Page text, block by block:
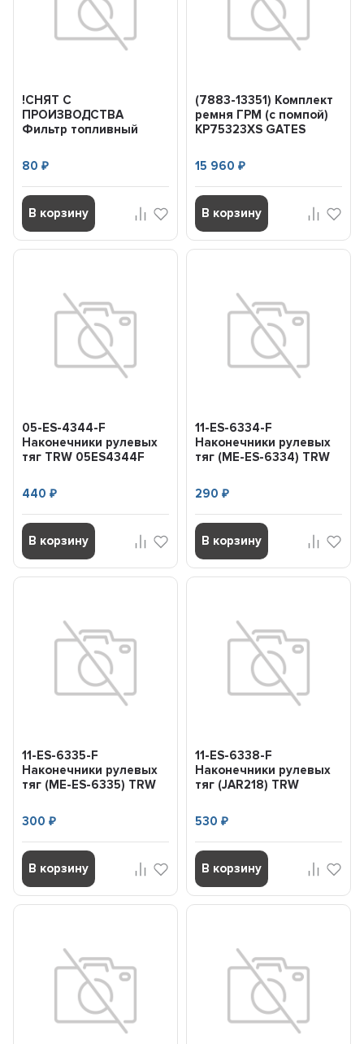
!СНЯТ С
ПРОИЗВОДСТВА
Фильтр топливный
80₽
В корзину
(7883-13351) Комплект
ремня ГРМ (с помпой)
KP75323XS GATES
15 960 ₽
В корзину
05-ES-4344-F
Наконечники рулевых
тяг TRW 05ES4344F
440₽
В корзину
11-ES-6334-F
Наконечники рулевых
тяг (ME-ES-6334) TRW
290 ₽
В корзину
11-ES-6335-F
Наконечники рулевых
тяг (ME-ES-6335) TRW
300₽
В корзину
11-ES-6338-F
Наконечники рулевых
тяг (JAR218) TRW
530 ₽
В корзину